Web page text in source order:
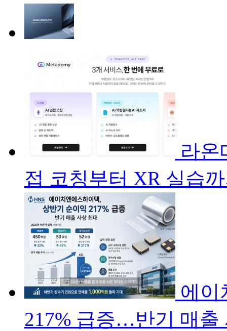
라
접 코칭부터 XR 실습
에이
217% 급증…반기 매출